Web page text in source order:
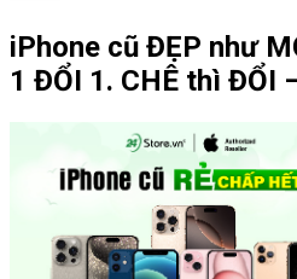
iPhone cũ ĐẸP như
1 ĐỔI 1. CHÊ thì ĐỔI